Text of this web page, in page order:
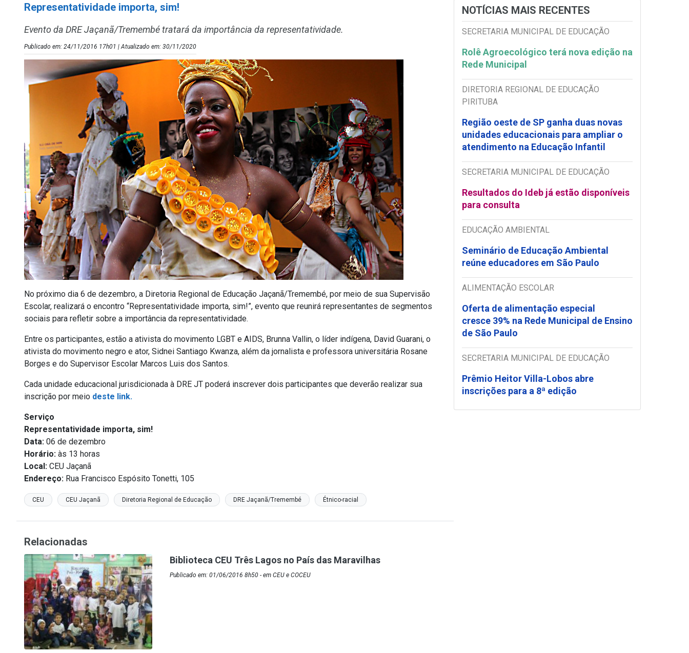
Representatividade importa, sim!
Evento da DRE Jaçanã/Tremembé tratará da importância da representatividade.
Publicado em: 24/11/2016 17h01 | Atualizado em: 30/11/2020
No próximo dia 6 de dezembro, a Diretoria Regional de Educação Jaçanã/Tremembé, por meio de sua Supervisão
Escolar, realizará o encontro “Representatividade importa, sim!”, evento que reunirá representantes de segmentos
sociais para refletir sobre a importância da representatividade.
Entre os participantes, estão a ativista do movimento LGBT e AIDS, Brunna Vallin, o líder indígena, David Guarani, o
ativista do movimento negro e ator, Sidnei Santiago Kwanza, além da jornalista e professora universitária Rosane
Borges e do Supervisor Escolar Marcos Luis dos Santos.
Cada unidade educacional jurisdicionada à DRE JT poderá inscrever dois participantes que deverão realizar sua
inscrição por meio deste link.
Serviço
Representatividade importa, sim!
Data: 06 de dezembro
Horário: às 13 horas
Local: CEU Jaçanã
Endereço: Rua Francisco Espósito Tonetti, 105
CEU CEU Jaçanã Diretoria Regional de Educação DRE Jaçanã/Tremembé Étnico-racial
NOTÍCIAS MAIS RECENTES
SECRETARIA MUNICIPAL DE EDUCAÇÃO
Rolê Agroecológico terá nova edição na
Rede Municipal
DIRETORIA REGIONAL DE EDUCAÇÃO
PIRITUBA
Região oeste de SP ganha duas novas
unidades educacionais para ampliar o
atendimento na Educação Infantil
SECRETARIA MUNICIPAL DE EDUCAÇÃO
Resultados do Ideb já estão disponíveis
para consulta
EDUCAÇÃO AMBIENTAL
Seminário de Educação Ambiental
reúne educadores em São Paulo
ALIMENTAÇÃO ESCOLAR
Oferta de alimentação especial
cresce 39% na Rede Municipal de Ensino
de São Paulo
SECRETARIA MUNICIPAL DE EDUCAÇÃO
Prêmio Heitor Villa-Lobos abre
inscrições para a 8ª edição
Relacionadas
Biblioteca CEU Três Lagos no País das Maravilhas
Publicado em: 01/06/2016 8h50 - em CEU e COCEU